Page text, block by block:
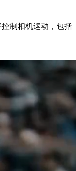
制相机运动，包括